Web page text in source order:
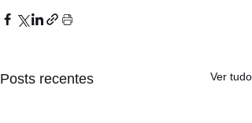
Posts recentes Ver tudo